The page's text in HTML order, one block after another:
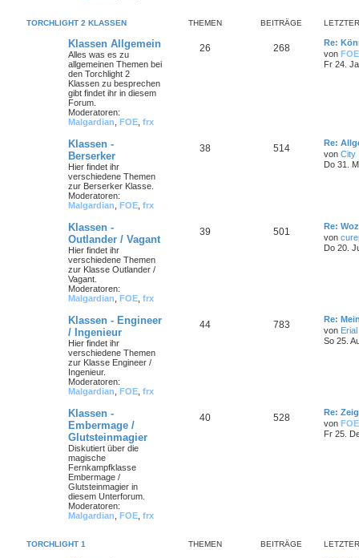
TORCHLIGHT 2 KLASSEN THEMEN BEITRÄGE
Klassen Allgemein
Alles was es zu
allgemeinen Themen bei
den Torchlight 2
Klassen zu besprechen
gibt findet ihr in diesem
Forum.
Moderatoren:
Malgardian FOE frx
26 268
Re:
von FOE
Fr 24.
Klassen -
Berserker
Hier findet ihr
verschiedene Themen
zur Berserker Klasse.
Moderatoren:
Malgardian FOE frx
38 514
Re:
von City
Do 31.
Klassen -
Outlander / Vagant
Hier findet ihr
verschiedene Themen
zur Klasse Outlander /
Vagant.
Moderatoren:
Malgardian FOE frx
39 501
Re:
von
Do 20.
Klassen - Engineer
/ Ingenieur
Hier findet ihr
verschiedene Themen
zur Klasse Engineer /
Ingenieur.
Moderatoren:
Malgardian FOE frx
44 783
Re:
von Erial
So 25.
Klassen -
Embermage /
Glutsteinmagier
Diskutiert über die
magische
Fernkampfklasse
Embermage /
Glutsteinmagier in
diesem Unterforum.
Moderatoren:
Malgardian FOE frx
40 528
Re:
von FOE
Fr 25.
TORCHLIGHT 1 THEMEN BEITRÄGE